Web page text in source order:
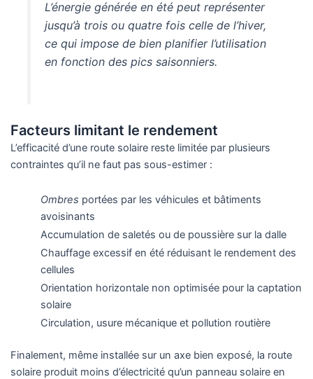
L’énergie générée en été peut représenter
jusqu’à trois ou quatre fois celle de l’hiver,
ce qui impose de bien planifier l’utilisation
en fonction des pics saisonniers.
Facteurs limitant le rendement
L’efficacité d’une route solaire reste limitée par plusieurs
contraintes qu’il ne faut pas sous-estimer :
Ombres portées par les véhicules et bâtiments
avoisinants
Accumulation de saletés ou de poussière sur la dalle
Chauffage excessif en été réduisant le rendement des
cellules
Orientation horizontale non optimisée pour la captation
solaire
Circulation, usure mécanique et pollution routière
Finalement, même installée sur un axe bien exposé, la route
solaire produit moins d’électricité qu’un panneau solaire en